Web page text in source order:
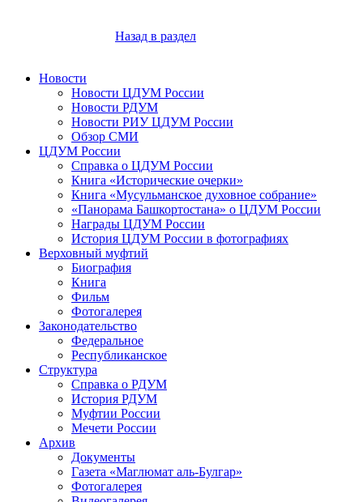
Назад в раздел
Новости
Новости ЦДУМ России
Новости РДУМ
Новости РИУ ЦДУМ России
Обзор СМИ
ЦДУМ России
Справка о ЦДУМ России
Книга «Исторические очерки»
Книга «Мусульманское духовное собрание»
«Панорама Башкортостана» о ЦДУМ России
Награды ЦДУМ России
История ЦДУМ России в фотографиях
Верховный муфтий
Биография
Книга
Фильм
Фотогалерея
Законодательство
Федеральное
Республиканское
Структура
Справка о РДУМ
История РДУМ
Муфтии России
Мечети России
Архив
Документы
Газета «Маглюмат аль-Булгар»
Фотогалерея